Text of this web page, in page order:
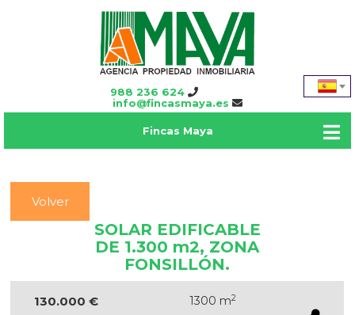
988 236 624
info@fincasmaya.es
Fincas Maya
Volver
SOLAR EDIFICABLE
DE 1.300 m2, ZONA
FONSILLÓN.
130.000 € 1300 m2